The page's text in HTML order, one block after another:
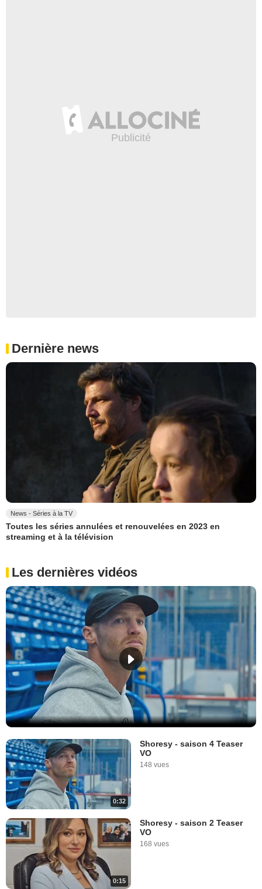
Dernière news
News - Séries à la TV
Toutes les séries annulées et renouvelées en 2023 en
streaming et à la télévision
Les dernières vidéos
0:32
Shoresy - saison 4 Teaser
VO
148 vues
0:15
Shoresy - saison 2 Teaser
VO
168 vues